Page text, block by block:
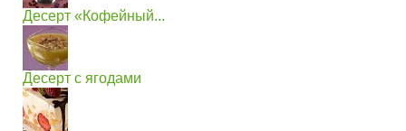
Десерт «Кофейный...
Десерт с ягодами